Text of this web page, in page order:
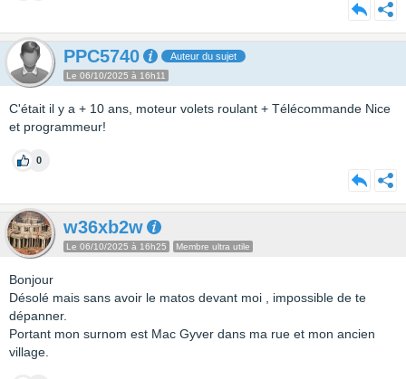
PPC5740 Auteur du sujet
Le 06/10/2025 à 16h11
C'était il y a + 10 ans, moteur volets roulant + Télécommande Nice
et programmeur!
0
w36xb2w
Le 06/10/2025 à 16h25 Membre ultra utile
Bonjour
Désolé mais sans avoir le matos devant moi , impossible de te
dépanner.
Portant mon surnom est Mac Gyver dans ma rue et mon ancien
village.